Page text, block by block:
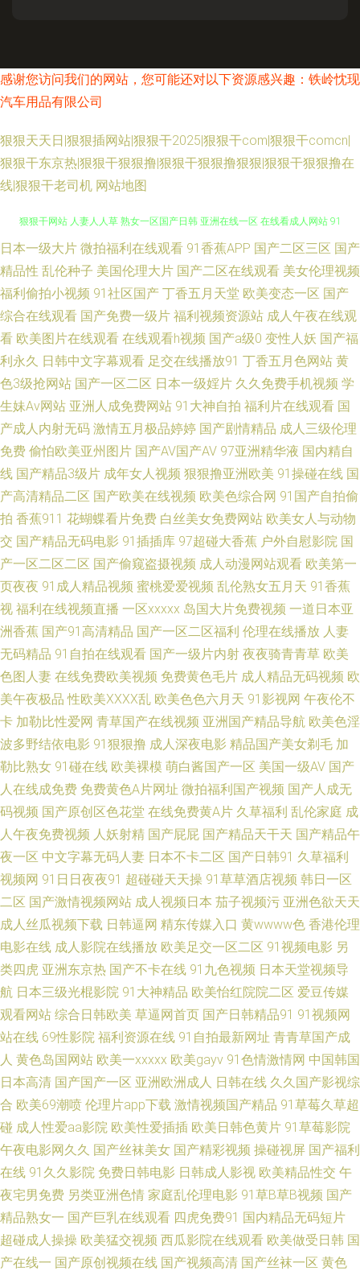
感谢您访问我们的网站，您可能还对以下资源感兴趣：铁岭忱现
汽车用品有限公司
狠狠天天日|狠狠插网站|狠狠干2025|狠狠干com|狠狠干comcn|
狠狠干东京热|狠狠干狠狠撸|狠狠干狠狠撸狠狠|狠狠干狠狠撸在
线|狠狠干老司机 网站地图
午夜日比导航 韩国av电影网站 亚洲淫色网站 91剧场 av第三页 操逼av资源网
狠狠干网站 人妻人人草 熟女一区国产日韩 亚洲在线一区 在线看成人网站 91
视屏黄 超碰久热 国产盗摄一二三区 另类海角专区 青青草99热 天天干天天爽
51黑料偷拍 91视频最新网址 AⅤ日韩 豆花视频在线观看 国产做爱91 91白虎
美女交配 伪娘自慰 亚洲综合春 91视频观看网站 97超碰免费在线 超碰碰小说
97 国产超碰人人 久草资源部 欧美成人网页 人妻鲁色网无码 日日爱影院 婷
婷好色五月天 伊人大香蕉小说 91美女自慰 超碰人人摸人人 国产福利在线观
看 韩日高清论理无码 九一精品中文字幕 欧美91 欧美日韩操逼片 日本成人免
费 日韩三级有码 亚洲日逼 伊人91啪啪啪 69国产 91在线观看资源 97资源婷
操逼大片韩国 豆花直播91 国产青草网 久久入口91 欧美干b网 avav综合免费
豆花18在线网页 激情与性爱 美日青青肏 欧美另类人与兽 日韩成人AV网站 丝
袜足交资源 午夜福利局 尤物在线导航 91黄色片网站 99热最新地址6 操逼国
社 在线成人欧美 91精品老司机 99超碰在线精 超碰人人123 韩日探花影视 久
久精品一区 欧美色图网站 人妖麻豆视频 日韩小电影院1区 影音先锋色情电影
91男人影院 99热这 超碰爱福利 大香蕉AB片 黄色男女 久久综合伊人无码 自
慰91 岛国AV导航 黑料网线路一二三 91日本美女看片 俺去也综合网 福利av
成人导航 韩国成人无码 免费69AV 日本a级大片 少妇四虎一线天 午夜影院
960 91豆花在线 成人品人妻久久 国内久久 久久精品国产男包 欧美日韩中文
字幕 日韩精选av福利 午夜香焦剧场 影音先锋少妇熟女 91美女网站 99超碰色
色 成人操碰视频 日韩情爱网 午夜诱惑av 在线超碰人人 91蜜拍 岛国美女的a
片 国内最新肏屄精品 老司机能看的av 欧美豆花91 亚洲精品黄色网址 91免费
观看视频 俺去射丁香 东京热网址网站 欧日色网 香蕉视频下载 91碰在线视频
男人国产精品自拍 伊人网香蕉 俺去啦最新网站 国产高清肏屄电影 玖玖精品
视频在线 日韩A∨手机在线 操碰高清 久久伊人一区网 深夜影院操一操 97色
福利导航 国产精品多乙 91官网在线看 久草福利站 欧美大成色 91中文视频
日本一级大片 微拍福利在线观看 91香蕉APP 国产二区三区 国产
精品性 乱伦种子 美国伦理大片 国产二区在线观看 美女伦理视频
福利偷拍小视频 91社区国产 丁香五月天堂 欧美变态一区 国产
综合在线观看 国产免费一级片 福利视频资源站 成人午夜在线观
看 欧美图片在线观看 在线观看h视频 国产a级0 变性人妖 国产福
利永久 日韩中文字幕观看 足交在线播放91 丁香五月色网站 黄
色3级抢网站 国产一区二区 日本一级婬片 久久免费手机视频 学
生妹Av网站 亚洲人成免费网站 91大神自拍 福利片在线观看 国
产成人内射无码 激情五月极品婷婷 国产剧情精品 成人三级伦理
免费 偷怕欧美亚州图片 国产AV国产AV 97亚洲精华液 国内精自
线 国产精品3级片 成年女人视频 狠狠撸亚洲欧美 91操碰在线 国
产高清精品二区 国产欧美在线视频 欧美色综合网 91国产自拍偷
拍 香蕉911 花蝴蝶看片免费 白丝美女免费网站 欧美女人与动物
交 国产精品无码电影 91插插库 97超碰大香蕉 户外自慰影院 国
产一区二区二区 国产偷窥盗摄视频 成人动漫网站观看 欧美第一
页夜夜 91成人精品视频 蜜桃爱爱视频 乱伦熟女五月天 91香蕉
视 福利在线视频直播 一区xxxxx 岛国大片免费视频 一道日本亚
洲香蕉 国产91高清精品 国产一区二区福利 伦理在线播放 人妻
无码精品 91自拍在线观看 国产一级片内射 夜夜骑青青草 欧美
色图人妻 在线免费欧美视频 免费黄色毛片 成人精品无码视频 欧
美午夜极品 性欧美ⅩⅩⅩⅩ乱 欧美色色六月天 91影视网 午夜伦不
卡 加勒比性爱网 青草国产在线视频 亚洲国产精品导航 欧美色淫
波多野结依电影 91狠狠撸 成人深夜电影 精品国产美女剃毛 加
勒比熟女 91碰在线 欧美裸模 萌白酱国产一区 美国一级AV 国产
人在线成免费 免费黄色A片网址 微拍福利国产视频 国产人成无
码视频 国产原创区色花堂 在线免费黄A片 久草福利 乱伦家庭 成
人午夜免费视频 人妖射精 国产屁屁 国产精品天干天 国产精品午
夜一区 中文字幕无码人妻 日本不卡二区 国产日韩91 久草福利
视频网 91日日夜夜91 超碰碰天天操 91草草酒店视频 韩日一区
二区 国产激情视频网站 成人视频日本 茄子视频污 亚洲色欲天天
成人丝瓜视频下载 日韩逼网 精东传媒入口 黄wwww色 香港伦理
电影在线 成人影院在线播放 欧美足交一区二区 91视频电影 另
类四虎 亚洲东京热 国产不卡在线 91九色视频 日本天堂视频导
航 日本三级光棍影院 91大神精品 欧美怡红院院二区 爱豆传媒
观看网站 综合日韩欧美 草逼网首页 国产日韩精品91 91视频网
站在线 69性影院 福利资源在线 91自拍最新网址 青青草国产成
人 黄色岛国网站 欧美一xxxxx 欧美gayv 91色情激情网 中国韩国
日本高清 国产国产一区 亚洲欧洲成人 日韩在线 久久国产影视综
合 欧美69潮喷 伦理片app下载 激情视频国产精品 91草莓久草超
碰 成人性爱aa影院 欧美性爱插插 欧美日韩色黄片 91草莓影院
午夜电影网久久 国产丝袜美女 国产精彩视频 操碰视屏 国产福利
在线 91久久影院 免费日韩电影 日韩成人影视 欧美精品性交 午
夜宅男免费 另类亚洲色情 家庭乱伦理电影 91草B草B视频 国产
精品熟女一 国产巨乳在线观看 四虎免费91 国内精品无码短片
超碰成人操操 欧美猛交视频 西瓜影院在线观看 欧美做受日韩 国
产在线一 国产原创视频在线 国产视频高清 国产丝袜一区 黄色